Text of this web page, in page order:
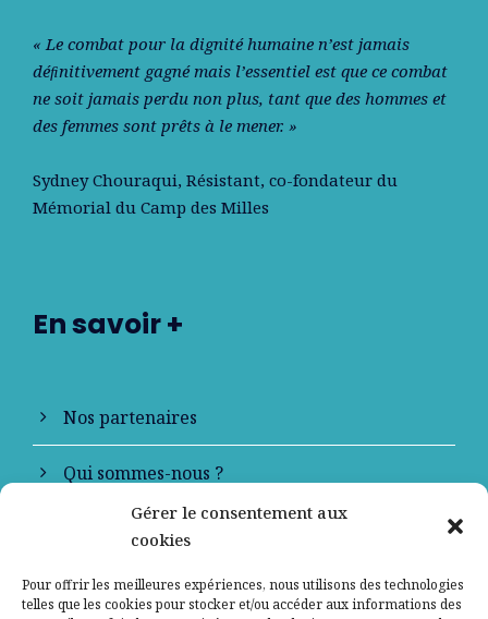
Gérer le consentement aux
cookies
Pour offrir les meilleures expériences, nous utilisons des technologies
telles que les cookies pour stocker et/ou accéder aux informations des
« Le combat pour la dignité humaine n’est jamais
déﬁnitivement gagné mais l’essentiel est que ce combat
ne soit jamais perdu non plus, tant que des hommes et
des femmes sont prêts à le mener. »
Sydney Chouraqui, Résistant, co-fondateur du
Mémorial du Camp des Milles
En savoir +
Nos partenaires
Qui sommes-nous ?
Contactez-nous
Mentions légales